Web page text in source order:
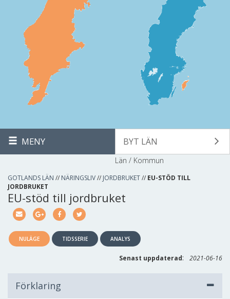
MENY BYT LÄN
Län / Kommun
GOTLANDS LÄN // NÄRINGSLIV// JORDBRUKET// EU-STÖD TILL
JORDBRUKET
EU-stöd till jordbruket
NULÄGE TIDSSERIE ANALYS
Senast uppdaterad: 2021-06-16
Förklaring